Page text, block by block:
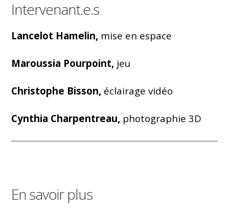
Intervenant.e.s
Lancelot Hamelin, mise en espace
Maroussia Pourpoint, jeu
Christophe Bisson, éclairage vidéo
Cynthia Charpentreau, photographie 3D
En savoir plus